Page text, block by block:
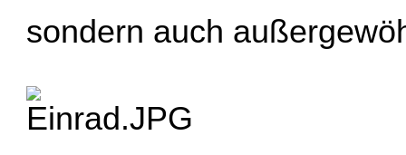
sondern auch